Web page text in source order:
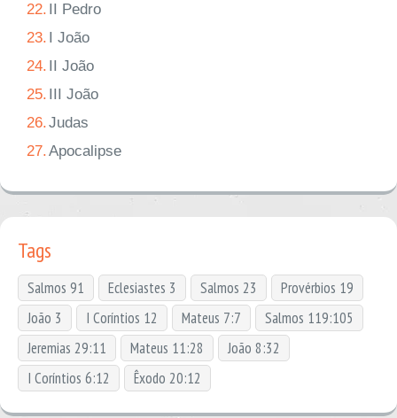
22. II Pedro
23. I João
24. II João
25. III João
26.Judas
27.Apocalipse
Tags
Salmos 91 Eclesiastes 3 Salmos 23
Provérbios 19
João 3
I Coríntios 12 Mateus 7:7
Salmos 119:105
Jeremias 29:11
Mateus 11:28
João 8:32
I Coríntios 6:12
Êxodo 20:12